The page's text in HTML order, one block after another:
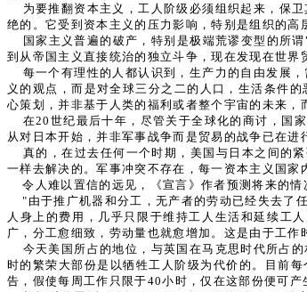
为要推翻资本主义，工人阶级必须组织起来，保
绝的。它受到资本主义的压力影响，特别是组织的高
国家主义普遍的破产，特别是极端荒谬变型的所
到从帝国主义直接统治的独立斗争，现在发现在世界
每一个有理性的人都认识到，生产力的自由发展
义的观点，而是对全球三分之二的人口，生活条件
心策划，并非基于人类的福利或者整个宇宙的未来，
在20世纪最后十年，尽管关于全球化的商讨，国
从对日本开始，并非军事战争而是贸易的战争已在进
真的，在过去任何一个时期，美国与日本之间的
一样去解决的。军事冲突不存在，每一资本主义国
令人难以置信的远见，《宣言》作者预测将来的
"由于推广机器和分工，无产者的劳动已经失去了
人身上的费用，几乎只限于维持工人生活和延续工
广，分工愈细致，劳动量也就愈增加。这是由于工
今天美国所占的地位，与英国在马克思时代所占
时的繁荣大部份是以牺牲工人阶级为代价的。目前
告，假使每周工作只限于40小时，仅在这部份便可产